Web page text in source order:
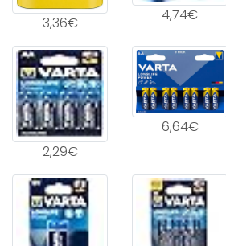
3,36€ 4,74€
2,29€
6,64€